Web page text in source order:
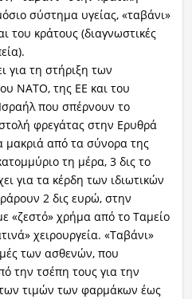
σύστημα υγείας, «ταβάνι»
του κράτους (διαγνωστικές
για τη στήριξη των
ΝΑΤΟ, της ΕΕ και του
που σπέρνουν το
φρεγάτας στην Ερυθρά
μακριά από τα σύνορα της
τη μέρα, 3 δις το
για τα κέρδη των ιδιωτικών
2 δις ευρώ, στην
«ζεστό» χρήμα από το Ταμείο
χειρουργεία. «Ταβάνι»
των ασθενών, που
την τσέπη τους για την
των τιμών των φαρμάκων έως